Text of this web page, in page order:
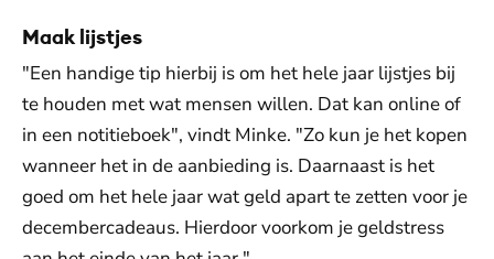
Maak lijstjes
"Een handige tip hierbij is om het hele jaar lijstjes bij
te houden met wat mensen willen. Dat kan online of
in een notitieboek", vindt Minke. "Zo kun je het kopen
wanneer het in de aanbieding is. Daarnaast is het
goed om het hele jaar wat geld apart te zetten voor je
decembercadeaus. Hierdoor voorkom je geldstress